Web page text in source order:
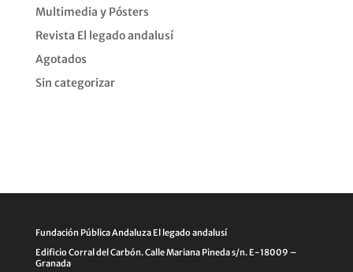
Multimedia y Pósters
Revista El legado andalusí
Agotados
Sin categorizar
Fundación Pública Andaluza El legado andalusí
Edificio Corral del Carbón. Calle Mariana Pineda s/n. E-18009 –
Granada